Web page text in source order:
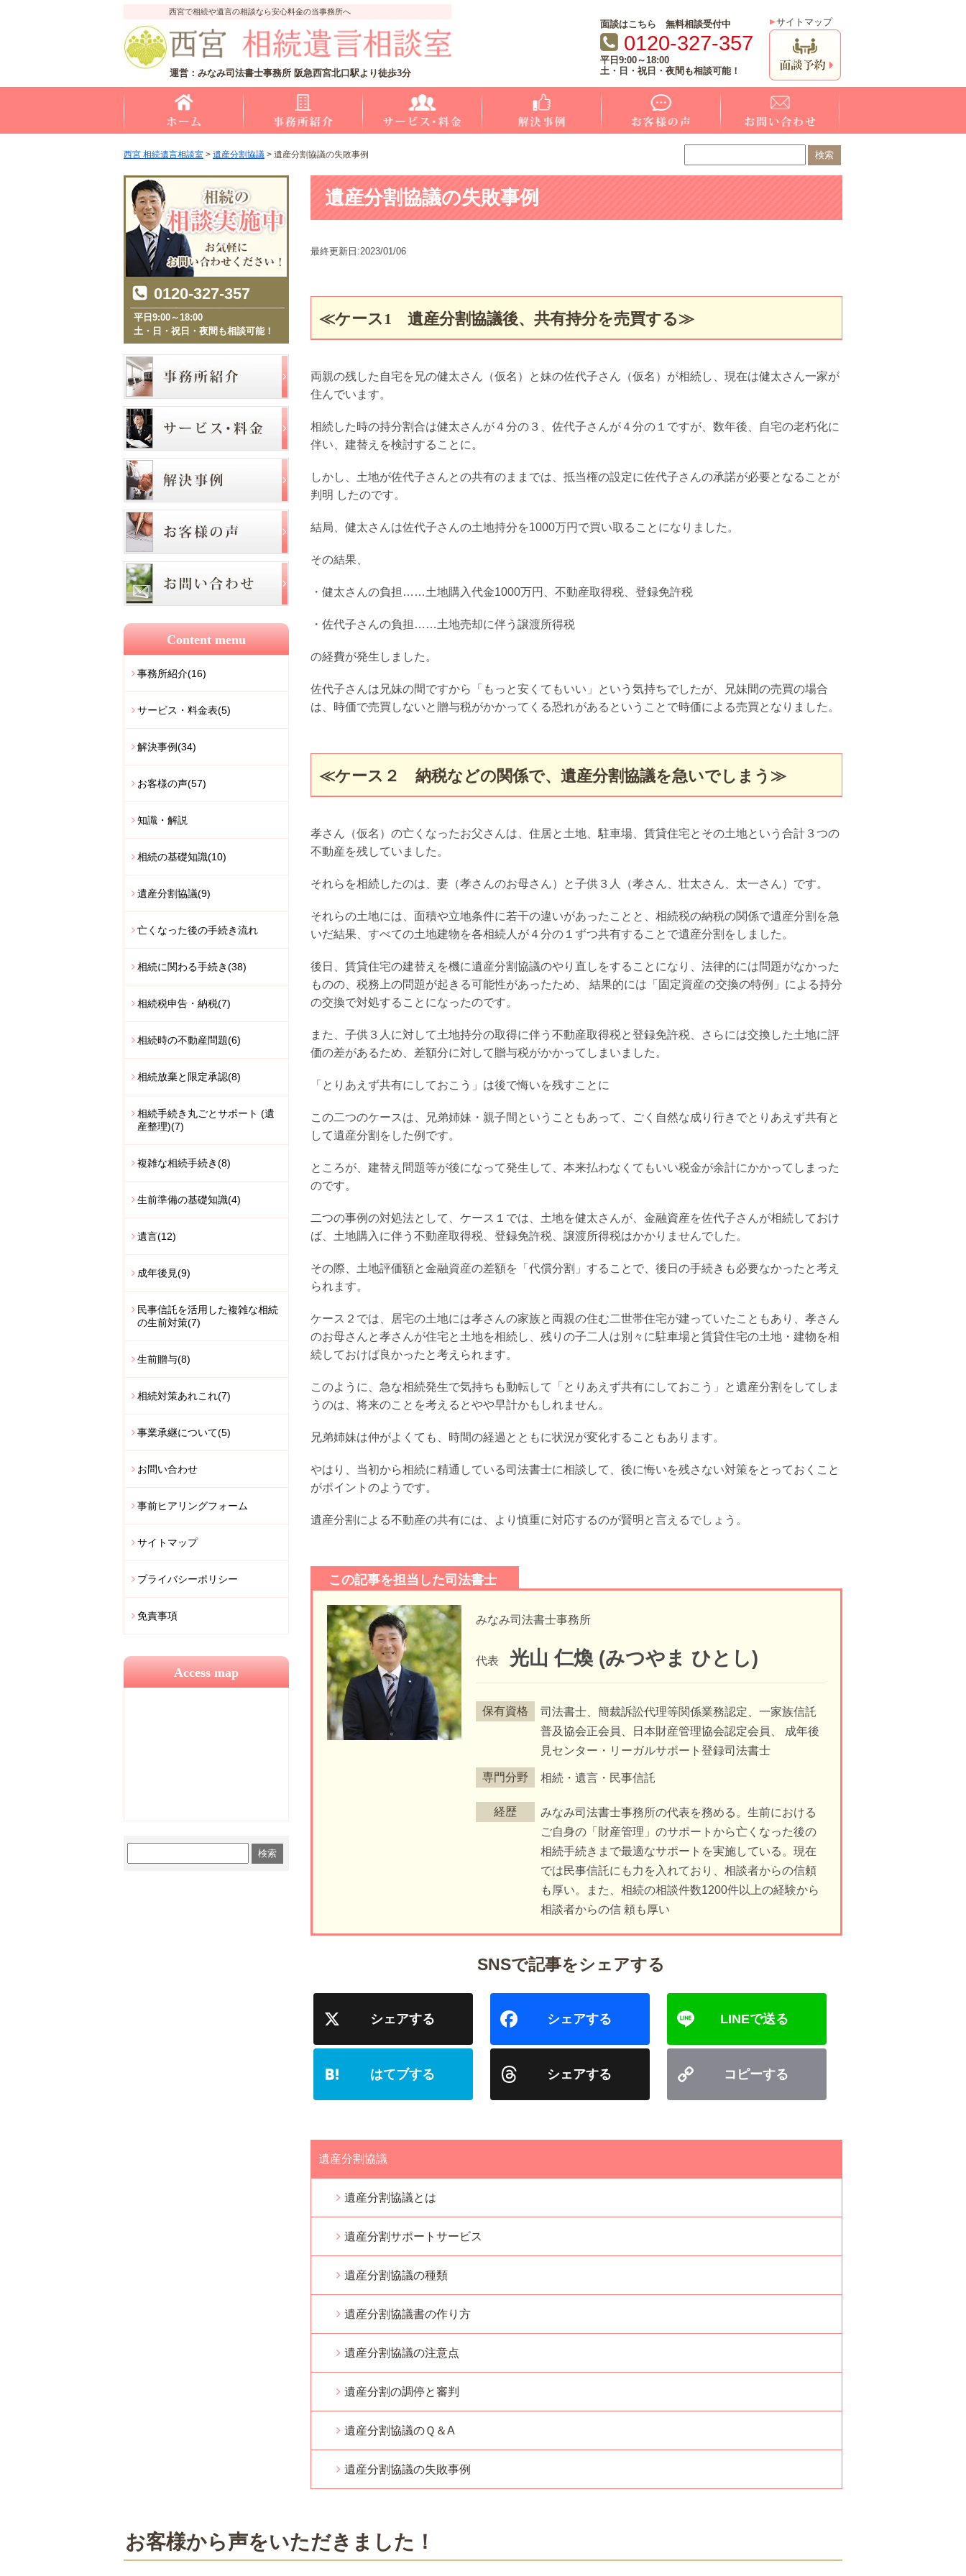
西宮で相続や遺言の相談なら安心料金の当事務所へ
運営：みなみ司法書士事務所 阪急西宮北口駅より徒歩3分
面談はこちら 無料相談受付中
0120-327-357
平日9:00～18:00
土・日・祝日・夜間も相談可能！
サイトマップ
西宮 相続遺言相談室 > 遺産分割協議 > 遺産分割協議の失敗事例
遺産分割協議の失敗事例
最終更新日:2023/01/06
≪ケース1 遺産分割協議後、共有持分を売買する≫
両親の残した自宅を兄の健太さん（仮名）と妹の佐代子さん（仮名）が相続し、現在は健太さん一家が
住んでいます。
相続した時の持分割合は健太さんが４分の３、佐代子さんが４分の１ですが、数年後、自宅の老朽化に
伴い、建替えを検討することに。
しかし、土地が佐代子さんとの共有のままでは、抵当権の設定に佐代子さんの承諾が必要となることが
判明 したのです。
結局、健太さんは佐代子さんの土地持分を1000万円で買い取ることになりました。
その結果、
・健太さんの負担……土地購入代金1000万円、不動産取得税、登録免許税
・佐代子さんの負担……土地売却に伴う譲渡所得税
の経費が発生しました。
佐代子さんは兄妹の間ですから「もっと安くてもいい」という気持ちでしたが、兄妹間の売買の場合
は、時価で売買しないと贈与税がかかってくる恐れがあるということで時価による売買となりました。
≪ケース２ 納税などの関係で、遺産分割協議を急いでしまう≫
孝さん（仮名）の亡くなったお父さんは、住居と土地、駐車場、賃貸住宅とその土地という合計３つの
不動産を残していました。
それらを相続したのは、妻（孝さんのお母さん）と子供３人（孝さん、壮太さん、太一さん）です。
それらの土地には、面積や立地条件に若干の違いがあったことと、相続税の納税の関係で遺産分割を急
いだ結果、すべての土地建物を各相続人が４分の１ずつ共有することで遺産分割をしました。
後日、賃貸住宅の建替えを機に遺産分割協議のやり直しをすることになり、法律的には問題がなかった
ものの、税務上の問題が起きる可能性があったため、 結果的には「固定資産の交換の特例」による持分
の交換で対処することになったのです。
また、子供３人に対して土地持分の取得に伴う不動産取得税と登録免許税、さらには交換した土地に評
価の差があるため、差額分に対して贈与税がかかってしまいました。
「とりあえず共有にしておこう」は後で悔いを残すことに
この二つのケースは、兄弟姉妹・親子間ということもあって、ごく自然な成り行きでとりあえず共有と
して遺産分割をした例です。
ところが、建替え問題等が後になって発生して、本来払わなくてもいい税金が余計にかかってしまった
のです。
二つの事例の対処法として、ケース１では、土地を健太さんが、金融資産を佐代子さんが相続しておけ
ば、土地購入に伴う不動産取得税、登録免許税、譲渡所得税はかかりませんでした。
その際、土地評価額と金融資産の差額を「代償分割」することで、後日の手続きも必要なかったと考え
られます。
ケース２では、居宅の土地には孝さんの家族と両親の住む二世帯住宅が建っていたこともあり、孝さん
のお母さんと孝さんが住宅と土地を相続し、残りの子二人は別々に駐車場と賃貸住宅の土地・建物を相
続しておけば良かったと考えられます。
このように、急な相続発生で気持ちも動転して「とりあえず共有にしておこう」と遺産分割をしてしま
うのは、将来のことを考えるとやや早計かもしれません。
兄弟姉妹は仲がよくても、時間の経過とともに状況が変化することもあります。
やはり、当初から相続に精通している司法書士に相談して、後に悔いを残さない対策をとっておくこと
がポイントのようです。
遺産分割による不動産の共有には、より慎重に対応するのが賢明と言えるでしょう。
この記事を担当した司法書士
みなみ司法書士事務所
代表 光山 仁煥 (みつやま ひとし)
保有資格
司法書士、簡裁訴訟代理等関係業務認定、一家族信託
普及協会正会員、日本財産管理協会認定会員、 成年後
見センター・リーガルサポート登録司法書士
専門分野 相続・遺言・民事信託
経歴
みなみ司法書士事務所の代表を務める。生前における
ご自身の「財産管理」のサポートから亡くなった後の
相続手続きまで最適なサポートを実施している。現在
では民事信託にも力を入れており、相談者からの信頼
も厚い。また、相続の相談件数1200件以上の経験から
相談者からの信 頼も厚い
遺産分割協議
遺産分割協議とは
遺産分割サポートサービス
遺産分割協議の種類
遺産分割協議書の作り方
遺産分割協議の注意点
遺産分割の調停と審判
遺産分割協議のＱ＆A
遺産分割協議の失敗事例
0120-327-357
平日9:00～18:00
土・日・祝日・夜間も相談可能！
Content menu
事務所紹介(16)
サービス・料金表(5)
解決事例(34)
お客様の声(57)
知識・解説
相続の基礎知識(10)
遺産分割協議(9)
亡くなった後の手続き流れ
相続に関わる手続き(38)
相続税申告・納税(7)
相続時の不動産問題(6)
相続放棄と限定承認(8)
相続手続き丸ごとサポート (遺
産整理)(7)
複雑な相続手続き(8)
生前準備の基礎知識(4)
遺言(12)
成年後見(9)
民事信託を活用した複雑な相続
の生前対策(7)
生前贈与(8)
相続対策あれこれ(7)
事業承継について(5)
お問い合わせ
事前ヒアリングフォーム
サイトマップ
プライバシーポリシー
免責事項
Access map
お客様から声をいただきました！